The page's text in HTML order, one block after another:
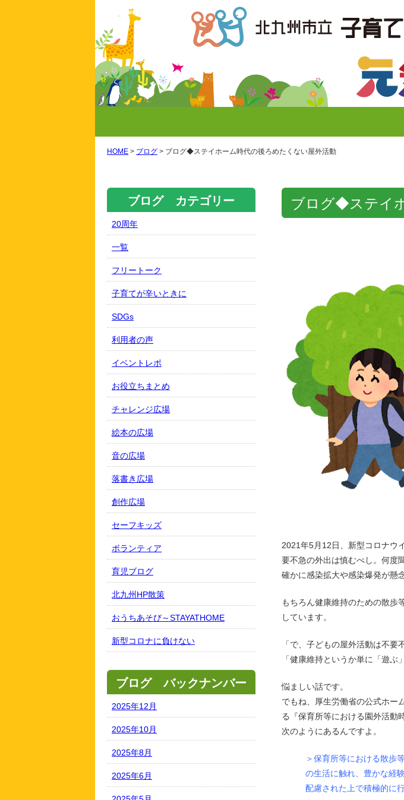
HOME > ブログ > ブログ◆ステイホーム時代の後ろめたくない屋外活動
ブログ◆ステイ
2021年5月12日、新型コロナウ
要不急の外出は慎むべし。何度
確かに感染拡大や感染爆発が懸
もちろん健康維持のための散歩
しています。
「で、子どもの屋外活動は不要
「健康維持というか単に「遊ぶ
悩ましい話です。
でもね、厚生労働省の公式ホ
る『保育所等における園外活動
次のようにあるんですよ。
＞保育所等における散歩
の生活に触れ、豊かな経
配慮された上で積極的に
ブログ カテゴリー
20周年
一覧
フリートーク
子育てが辛いときに
SDGs
利用者の声
イベントレポ
お役立ちまとめ
チャレンジ広場
絵本の広場
音の広場
落書き広場
創作広場
セーフキッズ
ボランティア
育児ブログ
北九州HP散策
おうちあそび～STAYATHOME
新型コロナに負けない
ブログ バックナンバー
2025年12月
2025年10月
2025年8月
2025年6月